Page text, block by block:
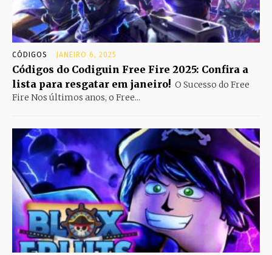
CÓDIGOS JANEIRO 6, 2025
Códigos do Codiguin Free Fire 2025: Confira a
lista para resgatar em janeiro! O Sucesso do Free
Fire Nos últimos anos, o Free...